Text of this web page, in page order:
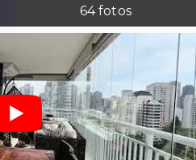
64fotos